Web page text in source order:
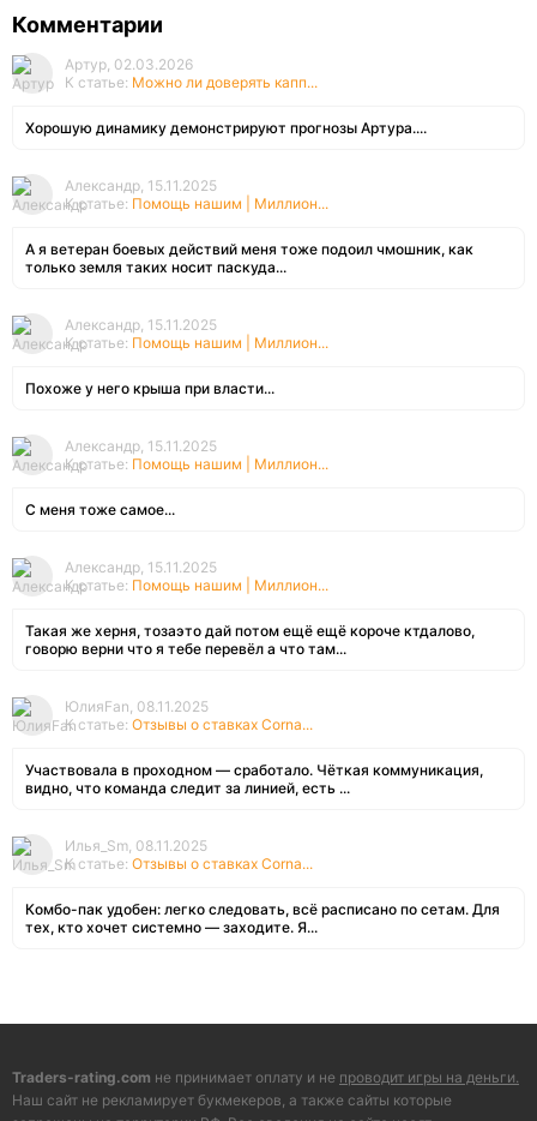
Комментарии
Артур, 02.03.2026
К статье: Можно ли доверять капп...
Хорошую динамику демонстрируют прогнозы Артура....
Александр, 15.11.2025
К статье: Помощь нашим | Миллион...
А я ветеран боевых действий меня тоже подоил чмошник, как
только земля таких носит паскуда...
Александр, 15.11.2025
К статье: Помощь нашим | Миллион...
Похоже у него крыша при власти...
Александр, 15.11.2025
К статье: Помощь нашим | Миллион...
С меня тоже самое...
Александр, 15.11.2025
К статье: Помощь нашим | Миллион...
Такая же херня, тозаэто дай потом ещё ещё короче ктдалово,
говорю верни что я тебе перевёл а что там...
ЮлияFan, 08.11.2025
К статье: Отзывы о ставках Corna...
Участвовала в проходном — сработало. Чёткая коммуникация,
видно, что команда следит за линией, есть ...
Илья_Sm, 08.11.2025
К статье: Отзывы о ставках Corna...
Комбо-пак удобен: легко следовать, всё расписано по сетам. Для
тех, кто хочет системно — заходите. Я...
Traders-rating.com не принимает оплату и не проводит игры на деньги.
Наш сайт не рекламирует букмекеров, а также сайты которые